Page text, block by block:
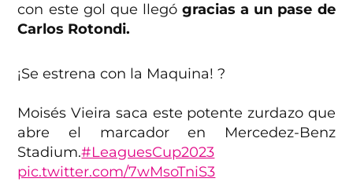
con este gol que llegógracias a un pase de
Carlos Rotondi.
¡Se estrena con la Maquina! ?
Moisés Vieira saca este potente zurdazo que
abre el marcador en Mercedez-Benz
Stadium.#LeaguesCup2023
pic.twitter.com/7wMsoTniS3